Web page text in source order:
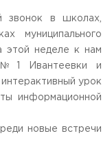
звонок в школах,
муниципального
этой неделе к нам
Ивантеевки и
урок
информационной
новые встречи